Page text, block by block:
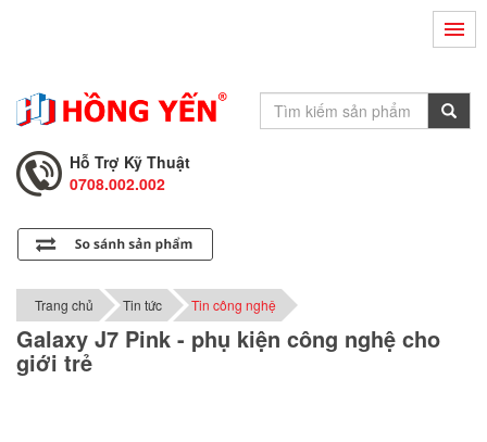
Tư Vấn Bán Hàng
0708.001.001
Hỗ Trợ Kỹ Thuật
0708.002.002
0708.001.001
Trang chủ Tin tức Tin công nghệ
Galaxy J7 Pink - phụ kiện công nghệ cho
giới trẻ